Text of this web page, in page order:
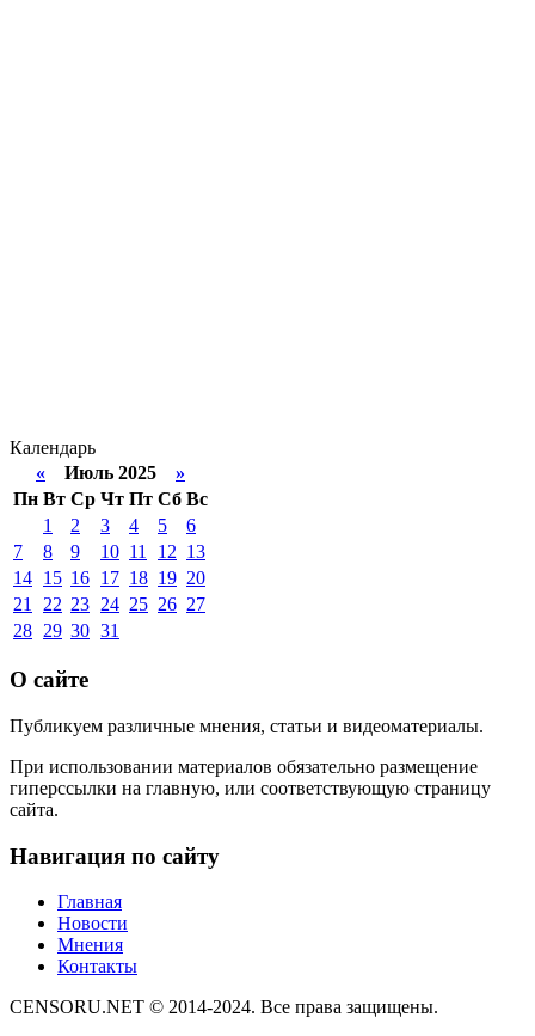
Календарь
« Июль 2025 »
Пн Вт Ср Чт Пт Сб Вс
1
2 3 4 5
6
7
8 9 10 11 12 13
14 15 16 17 18 19 20
21
22 23 24 25 26 27
28 29 30 31
О сайте
Публикуем различные мнения, статьи и видеоматериалы.
При использовании материалов обязательно размещение
гиперссылки на главную, или соответствующую страницу
сайта.
Навигация по сайту
Главная
Новости
Мнения
Контакты
CENSORU.NET © 2014-2024. Все права защищены.